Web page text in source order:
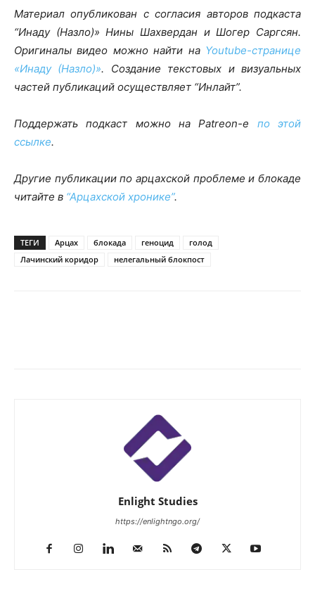
Материал опубликован с согласия авторов подкаста
“Инаду (Назло)» Нины Шахвердан и Шогер Саргсян.
Оригиналы видео можно найти на Youtube-странице
«Инаду (Назло)». Создание текстовых и визуальных
частей публикаций осуществляет “Инлайт”.
Поддержать подкаст можно на Patreon-е по этой
ссылке.
Другие публикации по арцахской проблеме и блокаде
читайте в “Арцахской хронике”.
ТЕГИ Арцах блокада геноцид
голод
Лачинский коридор
нелегальный блокпост
Enlight Studies
https://enlightngo.org/